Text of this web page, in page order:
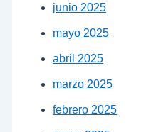
junio 2025
mayo 2025
abril 2025
marzo 2025
febrero 2025